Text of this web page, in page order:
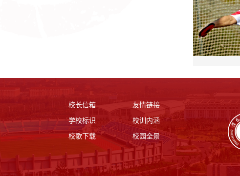
校长信箱 友情链接
学校标识 校训内涵
校歌下载 校园全景